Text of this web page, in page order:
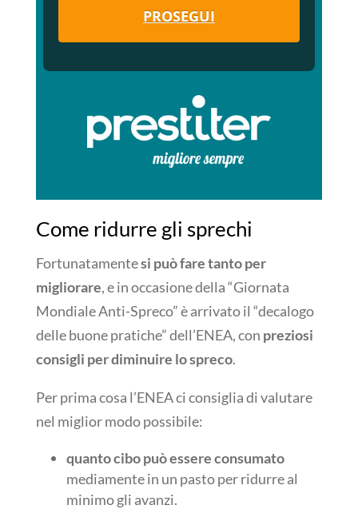
PROSEGUI
Come ridurre gli sprechi
Fortunatamentesi può fare tanto per
migliorare, e in occasione della “Giornata
Mondiale Anti-Spreco” è arrivato il “decalogo
delle buone pratiche” dell’ENEA, con preziosi
consigli per diminuire lo spreco.
Per prima cosa l’ENEA ci consiglia di valutare
nel miglior modo possibile:
quanto cibo può essere consumato
mediamente in un pasto per ridurre al
minimo gli avanzi.